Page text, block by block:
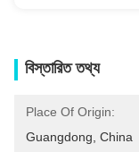
বিস্তারিত তথ্য
Place Of Origin:
Guangdong, China